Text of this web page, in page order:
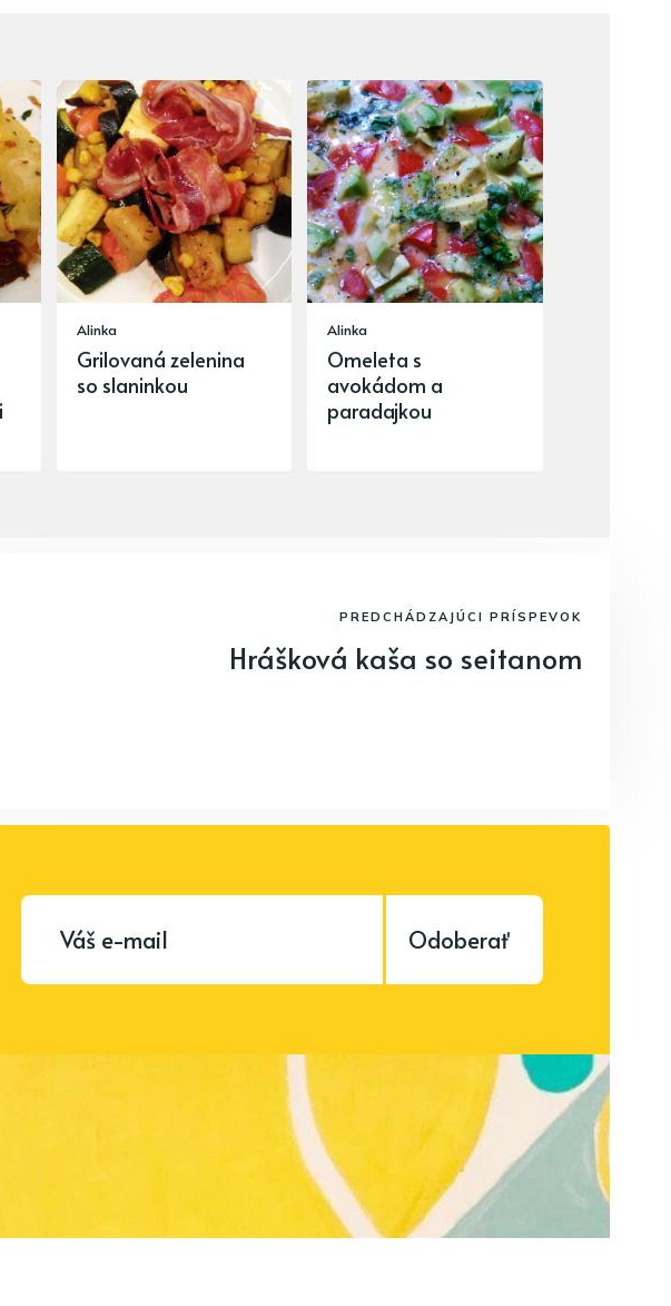
Alinka
Grilovaná zelenina
so slaninkou
Alinka
Omeleta s
avokádom a
paradajkou
PREDCHÁDZAJÚCI PRÍSPEVOK
Hrášková kaša so seitanom
Odoberať